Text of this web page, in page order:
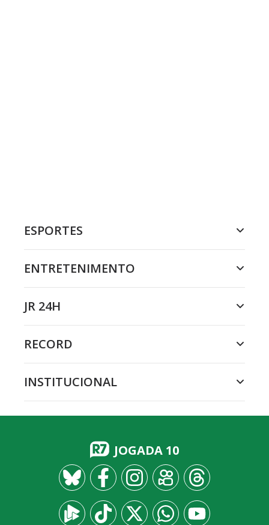
ESPORTES
ENTRETENIMENTO
JR 24H
RECORD
INSTITUCIONAL
JOGADA 10